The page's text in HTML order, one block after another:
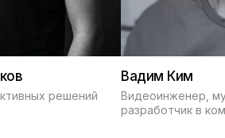
решений
Вадим Ким
Видеоинженер,
разработчик в